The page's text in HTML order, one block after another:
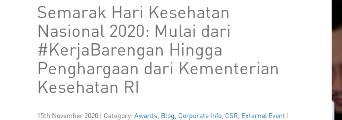
Semarak Hari Kesehatan
Nasional 2020: Mulai dari
#KerjaBarengan Hingga
Penghargaan dari Kementerian
Kesehatan RI
15th November 2020 | Category: Awards Blog Corporate Info CSR External Event |